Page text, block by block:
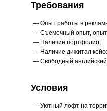
Требования
Опыт работы в
Съемочный опыт, опыт
Наличие портфолио;
Наличие дижитал
Свободный
Условия
Уютный лофт на